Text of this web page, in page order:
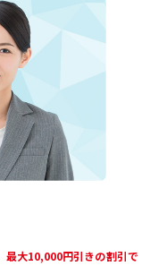
最大10,000円引きの割引で